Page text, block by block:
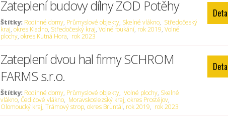
Zateplení budovy dílny ZOD Potěhy
Štítky: Rodinné domy, Průmyslové objekty, Skelné vlákno, Středočeský
kraj, okres Kladno, Středočeský kraj, Volné foukání, rok 2019, Volné
plochy, okres Kutná Hora, rok 2023
Zateplení dvou hal firmy SCHROM
FARMS s.r.o.
Štítky: Rodinné domy, Průmyslové objekty, Volné plochy, Skelné
vlákno, Čedičové vlákno, Moravskoslezský kraj, okres Prostějov,
Olomoucký kraj, Trámový strop, okres Bruntál, rok 2019, rok 2023